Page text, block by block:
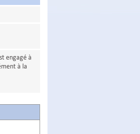
engagé à
à la